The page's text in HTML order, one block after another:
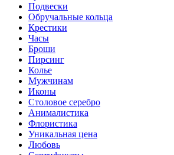
Подвески
Обручальные кольца
Крестики
Часы
Броши
Пирсинг
Колье
Мужчинам
Иконы
Столовое серебро
Анималистика
Флористика
Уникальная цена
Любовь